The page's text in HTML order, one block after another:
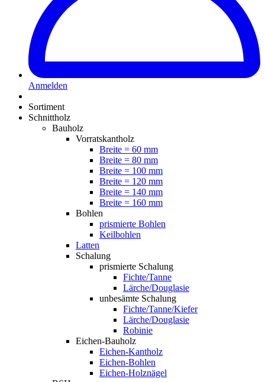
Anmelden
Sortiment
Schnittholz
Bauholz
Vorratskantholz
Breite = 60 mm
Breite = 80 mm
Breite = 100 mm
Breite = 120 mm
Breite = 140 mm
Breite = 160 mm
Bohlen
prismierte Bohlen
Keilbohlen
Latten
Schalung
prismierte Schalung
Fichte/Tanne
Lärche/Douglasie
unbesämte Schalung
Fichte/Tanne/Kiefer
Lärche/Douglasie
Robinie
Eichen-Bauholz
Eichen-Kantholz
Eichen-Bohlen
Eichen-Holznägel